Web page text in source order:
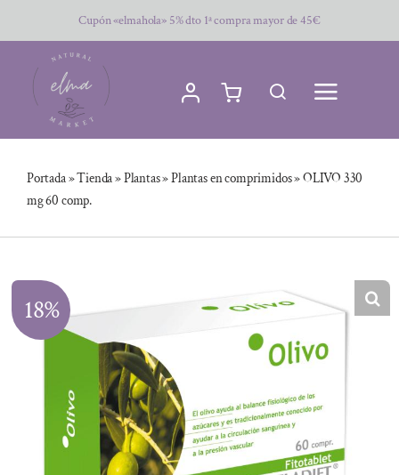
al
contenido
Cupón «elmahola» 5% dto 1ª compra mayor de 45€
Portada»Tienda»Plantas»Plantas en comprimidos»OLIVO 330
mg 60 comp.
18%